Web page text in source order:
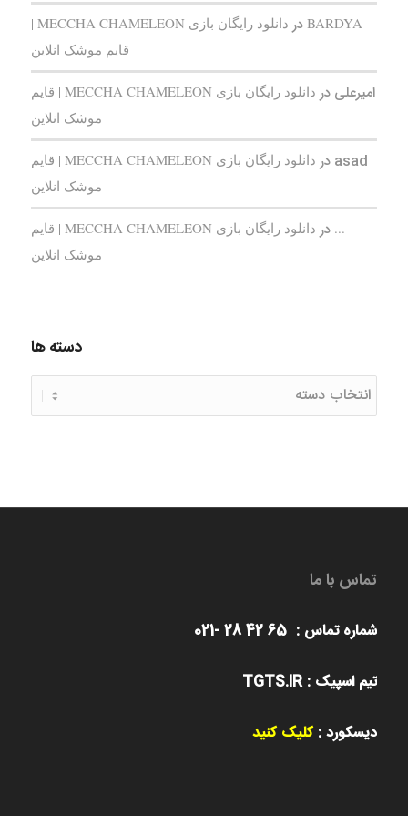
BARDYA در
دانلود رایگان بازی MECCHA CHAMELEON |
قایم‌ موشک انلاین
امیرعلی در
دانلود رایگان بازی MECCHA CHAMELEON | قایم‌
موشک انلاین
asad در
دانلود رایگان بازی MECCHA CHAMELEON | قایم‌
موشک انلاین
... در
دانلود رایگان بازی MECCHA CHAMELEON | قایم‌
موشک انلاین
دسته ها
تماس با ما
شماره تماس : 65 42 28 -021
تیم اسپیک : TGTS.IR
دیسکورد :کلیک کنید